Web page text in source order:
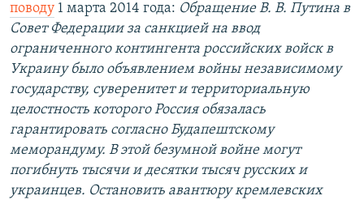
поводу 1 марта 2014 года: Обращение В. В. Путина в
Совет Федерации за санкцией на ввод
ограниченного контингента российских войск в
Украину было объявлением войны независимому
государству, суверенитет и территориальную
целостность которого Россия обязалась
гарантировать согласно Будапештскому
меморандуму. В этой безумной войне могут
погибнуть тысячи и десятки тысяч русских и
украинцев. Остановить авантюру кремлевских